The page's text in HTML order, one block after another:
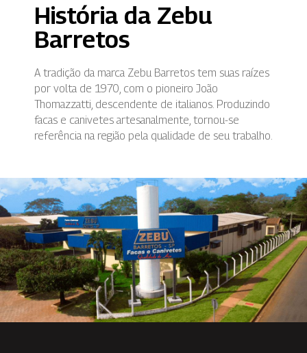
História da Zebu
Barretos
A tradição da marca Zebu Barretos tem suas raízes
por volta de 1970, com o pioneiro João
Thomazzatti, descendente de italianos. Produzindo
facas e canivetes artesanalmente, tornou-se
referência na região pela qualidade de seu trabalho.